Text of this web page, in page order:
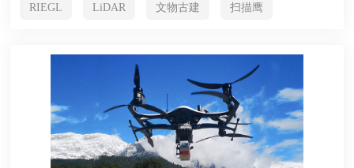
RIEGL LiDAR 文物古建 扫描鹰